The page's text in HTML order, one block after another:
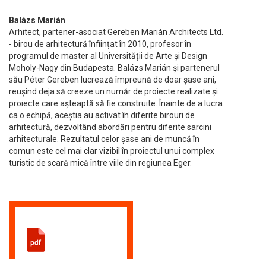
Balázs Marián
Arhitect, partener-asociat Gereben Marián Architects Ltd.
- birou de arhitectură înființat în 2010, profesor în
programul de master al Universității de Arte și Design
Moholy-Nagy din Budapesta. Balázs Marián și partenerul
său Péter Gereben lucrează împreună de doar șase ani,
reușind deja să creeze un număr de proiecte realizate și
proiecte care așteaptă să fie construite. Înainte de a lucra
ca o echipă, aceștia au activat în diferite birouri de
arhitectură, dezvoltând abordări pentru diferite sarcini
arhitecturale. Rezultatul celor șase ani de muncă în
comun este cel mai clar vizibil în proiectul unui complex
turistic de scară mică între viile din regiunea Eger.